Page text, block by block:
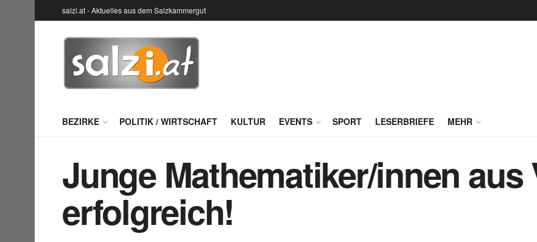
salzi.at - Aktuelles aus dem Salzkammergut
BEZIRKE POLITIK / WIRTSCHAFT KULTUR EVENTS SPORT LESERBRIEFE MEHR
Junge Mathematiker/innen
erfolgreich!